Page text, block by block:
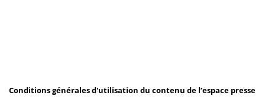
Conditions générales d'utilisation du contenu de l’espace presse